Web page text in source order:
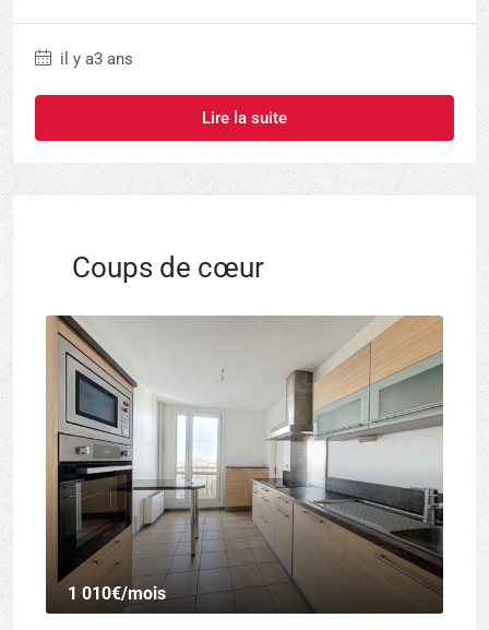
il y a3 ans
Lire la suite
Coups de cœur
1 010€/mois